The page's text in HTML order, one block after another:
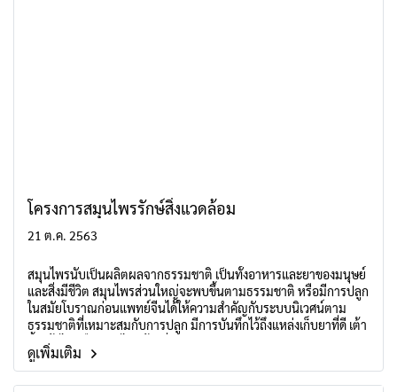
โครงการสมุนไพรรักษ์สิ่งแวดล้อม
21 ต.ค. 2563
สมุนไพรนับเป็นผลิตผลจากธรรมชาติ เป็นทั้งอาหารและยาของมนุษย์
และสิ่งมีชีวิต สมุนไพรส่วนใหญ่จะพบขึ้นตามธรรมชาติ หรือมีการปลูก
ในสมัยโบราณก่อนแพทย์จีนได้ให้ความสำคัญกับระบบนิเวศน์ตาม
ธรรมชาติที่เหมาะสมกับการปลูก มีการบันทึกไว้ถึงแหล่งเก็บยาที่ดี เต้า
ตี้เหย้าไฉ หรือ สมุนไพรท้องถิ่น
ดูเพิ่มเติม